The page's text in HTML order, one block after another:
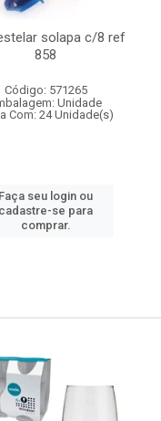
solapa c/8 ref
858
Código: 571265
Unidade
Com: 24 Unidade(s)
Faça seu login ou
cadastre-se para
comprar.